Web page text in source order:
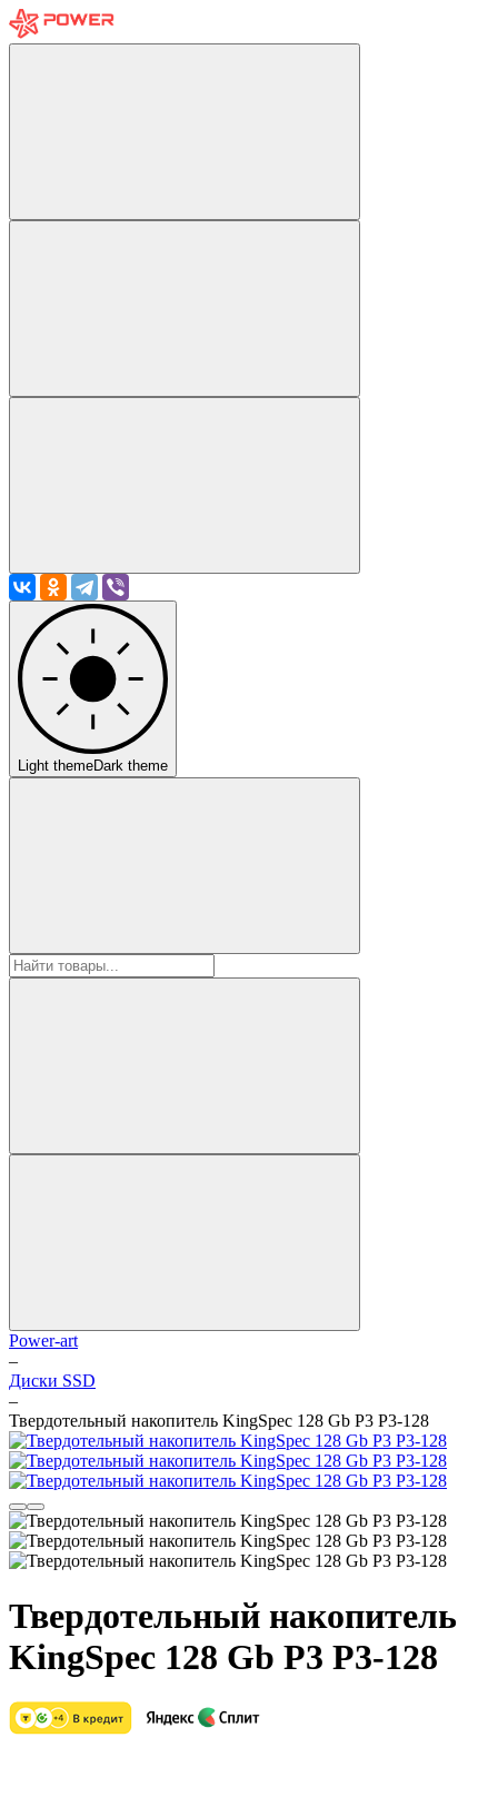
Light themeDark theme
Power-art
–
Диски SSD
–
Твердотельный накопитель KingSpec 128 Gb P3 P3-128
Твердотельный накопитель
KingSpec 128 Gb P3 P3-128